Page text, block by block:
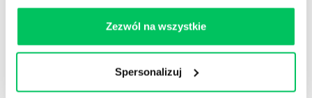
Zezwól na wszystkie
Spersonalizuj
i jak mam zrobić),motywacji(wierzę, że
postawy(zamierzam to zrobić) ,
amerykańskie centrum Center for American
Progress, koszt zastąpienia pracowników